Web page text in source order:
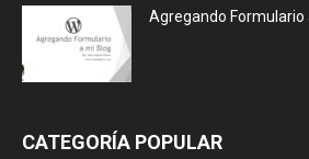
Agregando Formulario
CATEGORÍA POPULAR